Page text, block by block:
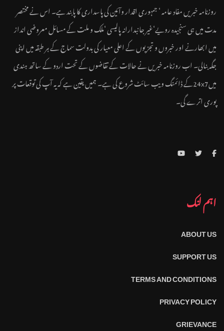
روزنامہ خبریں مفاد عامہ ‘ جمہوری اقدار وآئین کی پاسداری کا پابند ہے۔ اس نے مختصر
مدت میں ہی سنجیدہ رویے‘غیر جانبدارانہ پالیسی ‘ملک و ملت کے مسائل معروضی انداز
میں ابھارنے اور خبروں و تجزیوں کے اعلی معیار کی بدولت سماج کے ہر طبقہ میں اپنی
جگہ بنالی۔ اب روزنامہ خبریں نے حالات کے تقاضوں کے تحت اردو کے ساتھ ہندی
میں24x7کے ڈائمنگ ویب سائٹ شروع کی ہے۔ ہمیں یقین ہے کہ یہ آپ کی توقعات پر
پوری اترے گی۔
اہم لنک
ABOUT US
SUPPORT US
TERMS AND CONDITIONS
PRIVACY POLICY
GRIEVANCE